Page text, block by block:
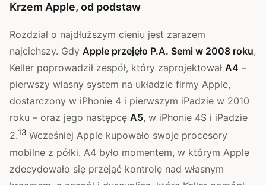
Krzem Apple, od podstaw
Rozdział o najdłuższym cieniu jest zarazem
najcichszy. Gdy Apple przejęło P.A. Semi w 2008 roku,
Keller poprowadził zespół, który zaprojektował A4 –
pierwszy własny system na układzie firmy Apple,
dostarczony w iPhonie 4 i pierwszym iPadzie w 2010
roku – oraz jego następcę A5, w iPhonie 4S i iPadzie
2.13 Wcześniej Apple kupowało swoje procesory
mobilne z półki. A4 było momentem, w którym Apple
zdecydowało się przejąć kontrolę nad własnym